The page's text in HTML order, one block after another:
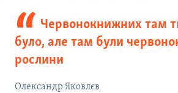
Червонокнижних там
було, але там були
рослини
Олександр Яковлєв